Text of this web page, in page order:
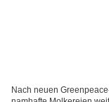
Nach neuen